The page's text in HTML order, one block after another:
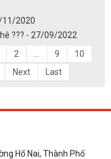
11/2020
??? - 27/09/2022
2 9
10
Next Last
Hố Nai, Thành Phố